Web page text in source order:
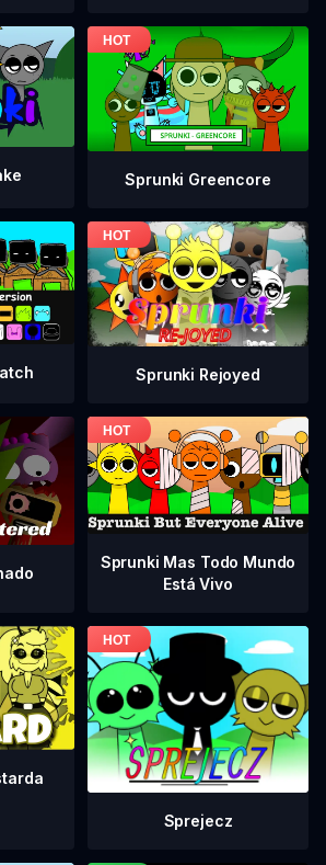
Sprunki Greencore
Sprunki Rejoyed
Sprunki Mas Todo Mundo
Está Vivo
Sprejecz